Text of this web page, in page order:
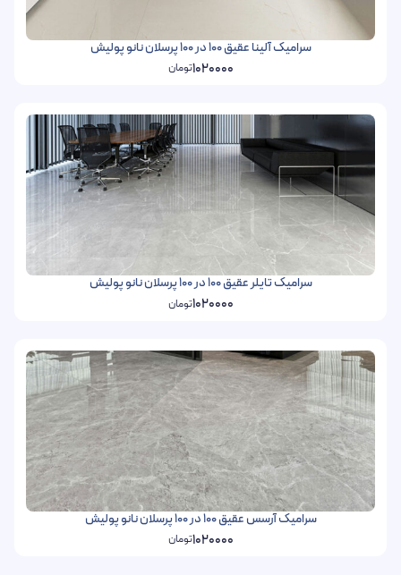
سرامیک آلینا عقیق 100 در 100 پرسلان نانو پولیش
1020000تومان
سرامیک تایلر عقیق 100 در 100 پرسلان نانو پولیش
1020000تومان
سرامیک آرسس عقیق 100 در 100 پرسلان نانو پولیش
1020000تومان